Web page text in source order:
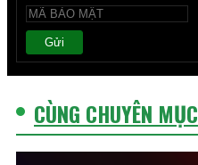
Gửi
CÙNG CHUYÊN MỤC